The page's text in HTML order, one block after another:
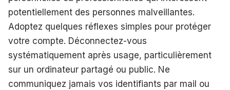
potentiellement des personnes malveillantes.
Adoptez quelques réflexes simples pour protéger
votre compte. Déconnectez-vous
systématiquement après usage, particulièrement
sur un ordinateur partagé ou public. Ne
communiquez jamais vos identifiants par mail ou